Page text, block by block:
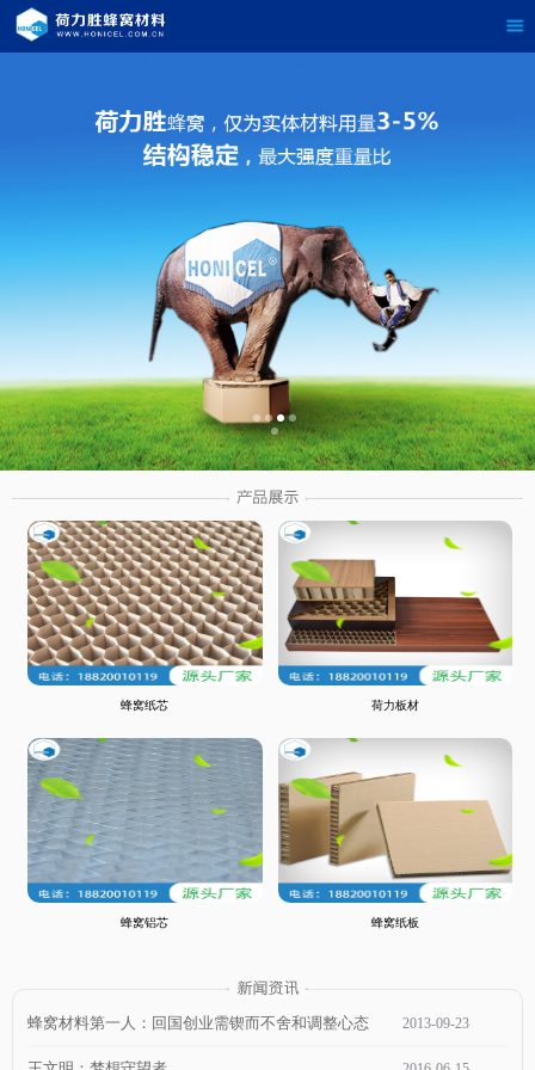
茶
蜂窝纸芯 荷力板材
蜂窝铝芯 蜂窝纸板
蜂窝材料第一人：回国创业需锲而不舍和调整心态 2013-09-23